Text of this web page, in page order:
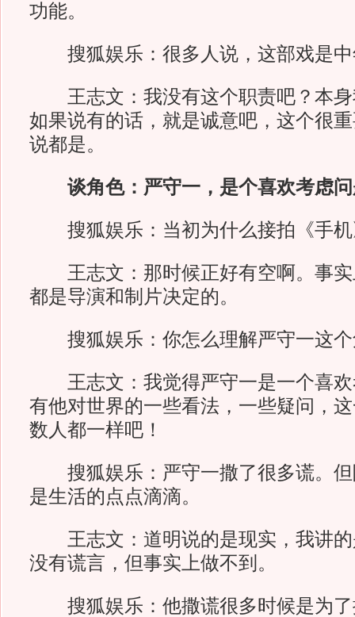
功能。
搜狐娱乐：很多人说，这部戏是中
王志文：我没有这个职责吧？本身
如果说有的话，就是诚意吧，这个很
说都是。
谈角色：严守一，是个喜欢考虑问
搜狐娱乐：当初为什么接拍《手机
王志文：那时候正好有空啊。事实
都是导演和制片决定的。
搜狐娱乐：你怎么理解严守一这个
王志文：我觉得严守一是一个喜欢
有他对世界的一些看法，一些疑问，
数人都一样吧！
搜狐娱乐：严守一撒了很多谎。但
是生活的点点滴滴。
王志文：道明说的是现实，我讲的
没有谎言，但事实上做不到。
搜狐娱乐：他撒谎很多时候是为了